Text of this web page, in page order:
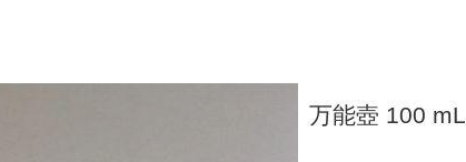
万能壺 100 mL